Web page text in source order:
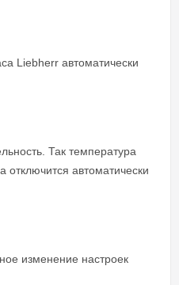
Liebherr автоматически
Так температура
автоматически
изменение настроек